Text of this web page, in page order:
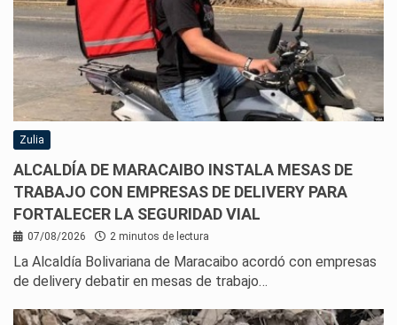
Zulia
ALCALDÍA DE MARACAIBO INSTALA MESAS DE
TRABAJO CON EMPRESAS DE DELIVERY PARA
FORTALECER LA SEGURIDAD VIAL
07/08/2026 2 minutos de lectura
La Alcaldía Bolivariana de Maracaibo acordó con empresas
de delivery debatir en mesas de trabajo…